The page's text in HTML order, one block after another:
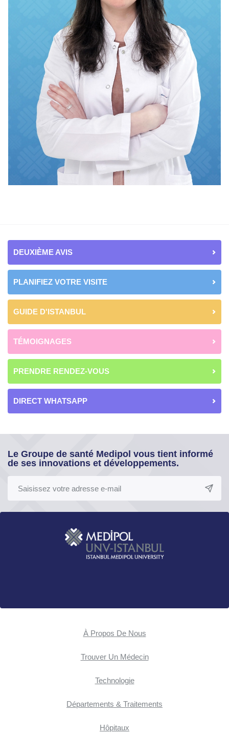
DEUXIÈME AVIS
PLANIFIEZ VOTRE VISITE
GUIDE D'ISTANBUL
TÉMOIGNAGES
PRENDRE RENDEZ-VOUS
DIRECT WHATSAPP
Le Groupe de santé Medipol vous tient informé
de ses innovations et développements.
À Propos De Nous
Trouver Un Médecin
Technologie
Départements & Traitements
Hôpitaux